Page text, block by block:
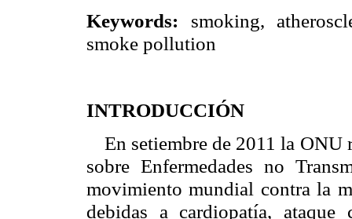
Keywords: smoking,
smoke pollution
INTRODUCCIÓN
En setiembre de 2011 la
sobre Enfermedades no
movimiento mundial contra la
debidas a cardiopatía, ataque